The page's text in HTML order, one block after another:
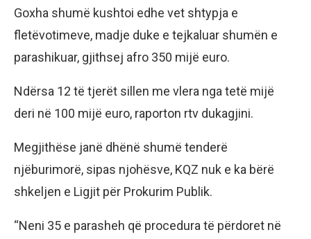
Goxha shumë kushtoi edhe vet shtypja e
fletëvotimeve, madje duke e tejkaluar shumën e
parashikuar, gjithsej afro 350 mijë euro.
Ndërsa 12 të tjerët sillen me vlera nga tetë mijë
deri në 100 mijë euro, raporton rtv dukagjini.
Megjithëse janë dhënë shumë tenderë
njëburimorë, sipas njohësve, KQZ nuk e ka bërë
shkeljen e Ligjit për Prokurim Publik.
“Neni 35 e parasheh që procedura të përdoret në